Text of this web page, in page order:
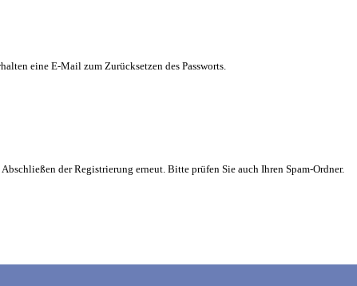
eine E-Mail zum Zurücksetzen des Passworts.
der Registrierung erneut. Bitte prüfen Sie auch Ihren Spam-Ordner.